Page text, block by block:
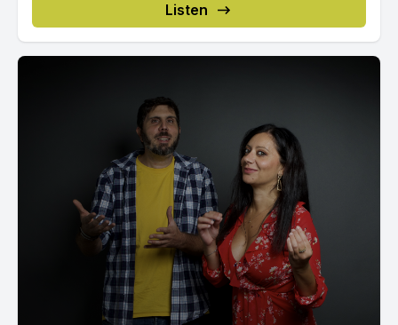
Listen